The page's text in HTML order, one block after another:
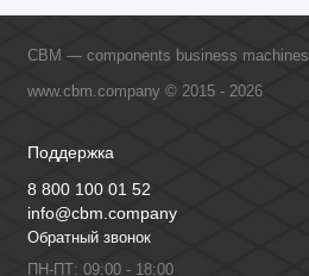
CBM — components business machines
www.cbm.company © 2015 - 2026
Поддержка
8 800 100 01 52
info@cbm.company
Обратный звонок
ПН-ПТ: 09:00 - 18:00